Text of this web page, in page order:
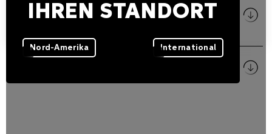
IHREN STANDORT
Nord-Amerika International